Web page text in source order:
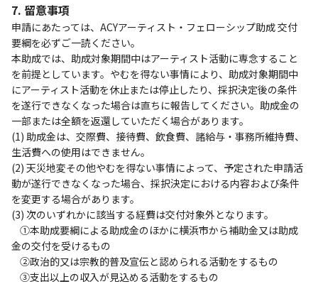
7. 留意事項
申請にあたっては、ACYアーティスト・フェローシップ助成 交付
要綱を必ずご一読ください。
本助成では、助成対象期間中はアーティスト活動に専念すること
を前提としています。やむを得ない事情により、助成対象期間中
にアーティスト活動を休止または停止したり、採択決定後の条件
を遂行できなくなった場合は直ちに報告してください。助成金の
一部または全額を返還していただく場合があります。
(1) 助成金は、交際費、接待費、飲食費、諸給与・事務所維持費、
生活費への使用はできません。
(2) 天災地変その他やむを得ない事情によって、予定された申請活
動が遂行できなくなった場合、採択決定における内容および条件
を変更する場合があります。
(3) 次のいずれかに該当する経費は交付対象外となります。
①本助成要綱による助成金のほかに横浜市から補助金又は助成
金の交付を受けるもの
②政治的又は宗教的普及宣伝と認められる活動をするもの
③支出以上の収入が見込める活動をするもの